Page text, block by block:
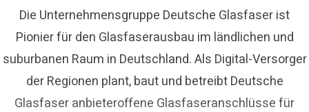
Die Unternehmensgruppe Deutsche Glasfaser ist
Pionier für den Glasfaserausbau im ländlichen und
suburbanen Raum in Deutschland. Als Digital-Versorger
der Regionen plant, baut und betreibt Deutsche
Glasfaser anbieteroffene Glasfaseranschlüsse für